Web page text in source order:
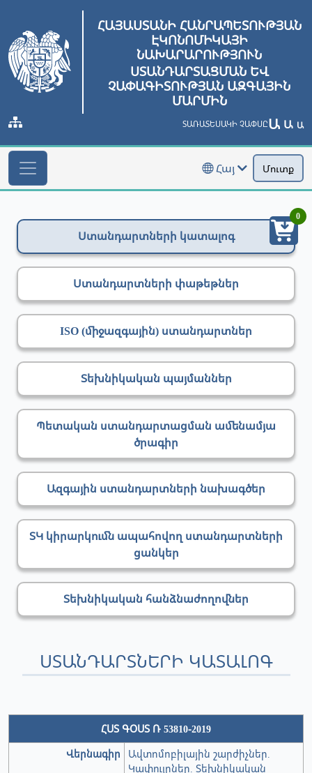
ՀԱՅԱՍՏԱՆԻ ՀԱՆՐԱՊԵՏՈՒԹՅԱՆ
ԷԿՈՆՈՄԻԿԱՅԻ
ՆԱԽԱՐԱՐՈՒԹՅՈՒՆ
ՍՏԱՆԴԱՐՏԱՑՄԱՆ ԵՎ
ՉԱՓԱԳԻՏՈՒԹՅԱՆ ԱԶԳԱՅԻՆ
ՄԱՐՄԻՆ
ՏԱՌԱՏԵՍԱԿԻ ՉԱՓՍԸԱ Ա Ա
Հայ Մուտք
Ստանդարտների կատալոգ
Ստանդարտների փաթեթներ
ISO (միջազգային) ստանդարտներ
Տեխնիկական պայմաններ
Պետական ստանդարտացման ամենամյա
ծրագիր
Ազգային ստանդարտների նախագծեր
ՏԿ կիրարկումն ապահովող ստանդարտների
ցանկեր
Տեխնիկական հանձնաժողովներ
ՍՏԱՆԴԱՐՏՆԵՐԻ ԿԱՏԱԼՈԳ
ՀՍՏ ԳՕՍՏ Ռ 53810-2019
Վերնագիր
Ավտոմոբիլային շարժիչներ.
Կափույրներ. Տեխնիկական
0